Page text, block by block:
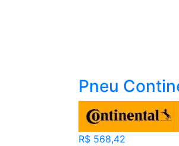
Pneu
R$ 568,42